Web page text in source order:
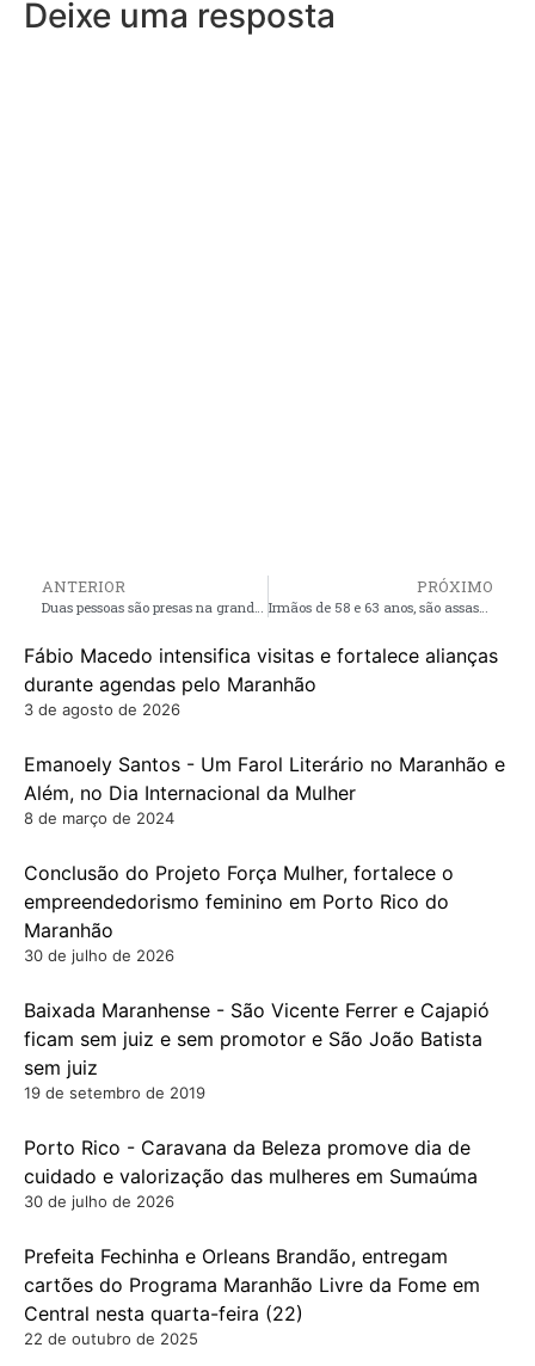
Deixe uma resposta
ANTERIOR
Duas pessoas são presas na grande Ilha por Estelionato e furto
PRÓXIMO
Irmãos de 58 e 63 anos, são assassinados a tiros dentro de casa em Peri Mirim
Fábio Macedo intensifica visitas e fortalece alianças
durante agendas pelo Maranhão
3 de agosto de 2026
Emanoely Santos - Um Farol Literário no Maranhão e
Além, no Dia Internacional da Mulher
8 de março de 2024
Conclusão do Projeto Força Mulher, fortalece o
empreendedorismo feminino em Porto Rico do
Maranhão
30 de julho de 2026
Baixada Maranhense - São Vicente Ferrer e Cajapió
ficam sem juiz e sem promotor e São João Batista
sem juiz
19 de setembro de 2019
Porto Rico - Caravana da Beleza promove dia de
cuidado e valorização das mulheres em Sumaúma
30 de julho de 2026
Prefeita Fechinha e Orleans Brandão, entregam
cartões do Programa Maranhão Livre da Fome em
Central nesta quarta-feira (22)
22 de outubro de 2025